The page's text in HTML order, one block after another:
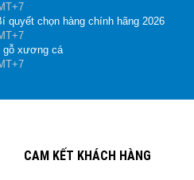
quyết chọn hàng chính hãng 2026
gỗ xương cá
CAM KẾT KHÁCH HÀNG